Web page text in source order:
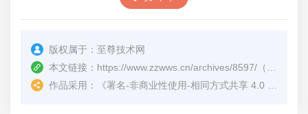
版权属于： 至尊技术网
本文链接： https://www.zzwws.cn/archives/8597/ （转载时请注明本文出处及文章链接）
作品采用：
《署名-非商业性使用-相同方式共享 4.0 国际 (CC BY-NC-SA 4.0)